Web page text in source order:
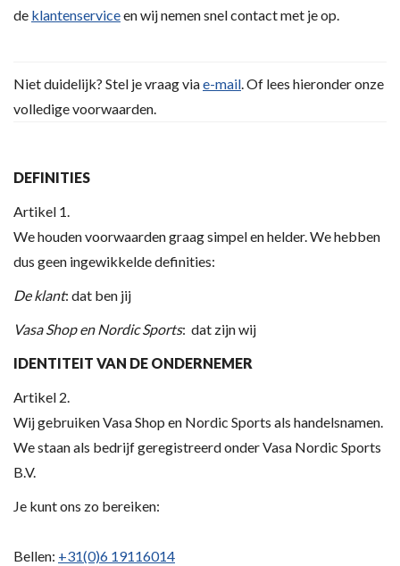
de klantenserviceen wij nemen snel contact met je op.
Niet duidelijk? Stel je vraag viae-mail. Of lees hieronder onze
volledige voorwaarden.
DEFINITIES
Artikel 1.
We houden voorwaarden graag simpel en helder. We hebben
dus geen ingewikkelde definities:
De klant: dat ben jij
Vasa Shop en Nordic Sports: dat zijn wij
IDENTITEIT VAN DE ONDERNEMER
Artikel 2.
Wij gebruiken Vasa Shop en Nordic Sports als handelsnamen.
We staan als bedrijf geregistreerd onder Vasa Nordic Sports
B.V.
Je kunt ons zo bereiken:
Bellen: +31(0)6 19116014